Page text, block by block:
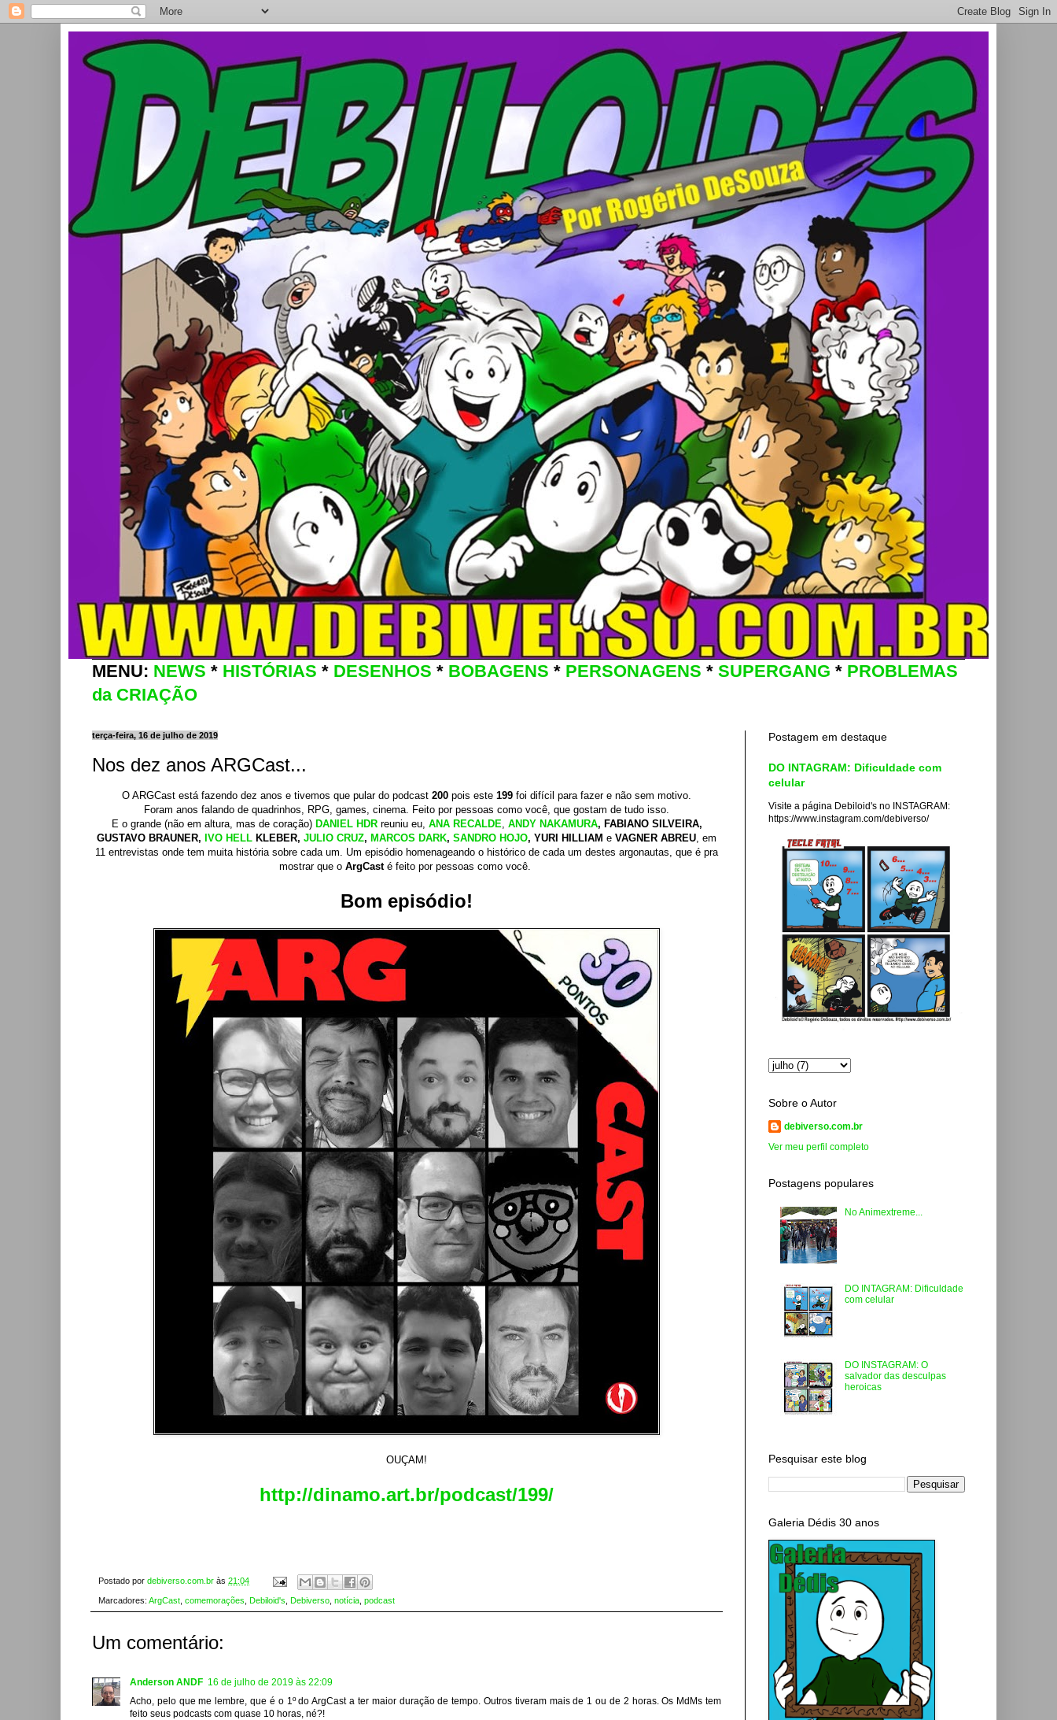
MENU: NEWS * HISTÓRIAS * DESENHOS * BOBAGENS * PERSONAGENS * SUPERGANG * PROBLEMAS
da CRIAÇÃO
terça-feira, 16 de julho de 2019
Nos dez anos ARGCast...
O ARGCast está fazendo dez anos e tivemos que pular do podcast 200 pois este 199 foi difícil para fazer e não sem motivo.
Foram anos falando de quadrinhos, RPG, games, cinema. Feito por pessoas como você, que gostam de tudo isso.
E o grande (não em altura, mas de coração) DANIEL HDR reuniu eu, ANA RECALDE, ANDY NAKAMURA, FABIANO SILVEIRA,
GUSTAVO BRAUNER, IVO HELL KLEBER, JULIO CRUZ, MARCOS DARK, SANDRO HOJO, YURI HILLIAM e VAGNER ABREU, em
11 entrevistas onde tem muita história sobre cada um. Um episódio homenageando o histórico de cada um destes argonautas, que é pra
mostrar que o ArgCasté feito por pessoas como você.
Bom episódio!
OUÇAM!
http://dinamo.art.br/podcast/199/
Postado por debiverso.com.br às 21:04
Marcadores: ArgCast comemorações Debiloid's Debiverso notícia podcast
Um comentário:
Anderson ANDF 16 de julho de 2019 às 22:09
Acho, pelo que me lembre, que é o 1º do ArgCast a ter maior duração de tempo. Outros tiveram mais de 1 ou de 2 horas. Os MdMs tem
feito seus podcasts com quase 10 horas, né?!
Postagem em destaque
DO INTAGRAM: Dificuldade com
celular
Visite a página Debiloid's no INSTAGRAM:
https://www.instagram.com/debiverso/
Sobre o Autor
debiverso.com.br
Ver meu perfil completo
Postagens populares
No Animextreme...
DO INTAGRAM: Dificuldade
com celular
DO INSTAGRAM: O
salvador das desculpas
heroicas
Pesquisar este blog
Galeria Dédis 30 anos